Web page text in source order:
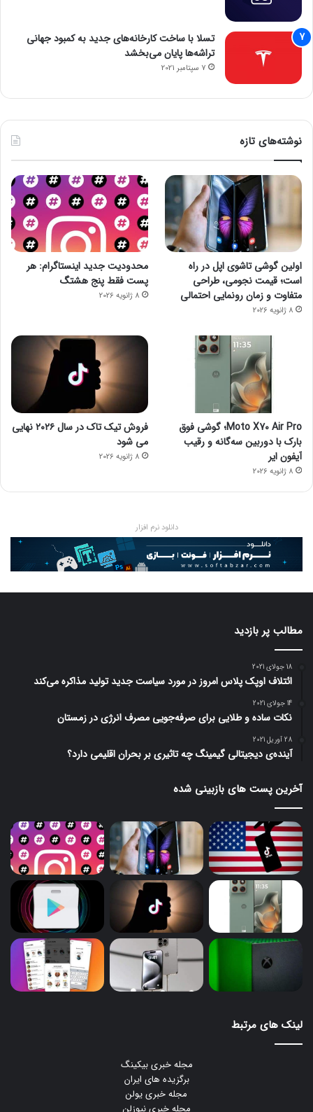
تسلا با ساخت کارخانه‌های جدید به کمبود جهانی
تراشه‌ها پایان می‌بخشد
7 سپتامبر 2021
نوشته‌های تازه
اولین گوشی تاشوی اپل در راه
است؛ قیمت نجومی، طراحی
متفاوت و زمان رونمایی احتمالی
8 ژانویه 2026
محدودیت جدید اینستاگرام: هر
پست فقط پنج هشتگ
8 ژانویه 2026
Moto X70 Air Pro؛ گوشی فوق
بارک با دوربین سه‌گانه و رقیب
آیفون ایر
8 ژانویه 2026
فروش تیک تاک در سال ۲۰۲۶ نهایی
می شود
8 ژانویه 2026
دانلود نرم افزار
مطالب پر بازدید
18 جولای 2021
ائتلاف اوپک پلاس امروز در مورد سیاست جدید تولید مذاکره می‌کند
14 جولای 2021
نکات ساده و طلایی برای صرفه‌جویی مصرف انرژی در زمستان
28 آوریل 2021
آینده‌ی دیجیتالی گیمینگ چه تاثیری بر بحران اقلیمی دارد؟
آخرین پست های بازبینی شده
لینک های مرتبط
مجله خبری بیکینگ
برگزیده های ایران
مجله خبری یولن
مجله خبری نیوزلن